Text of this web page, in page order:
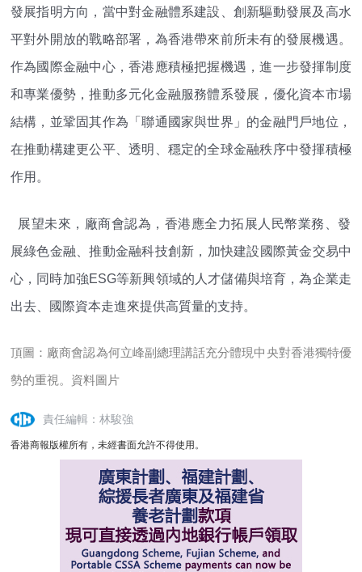
發展指明方向，當中對金融體系建設、 創新驅動發展及高水
平對外開放的戰略部署， 為香港帶來前所未有的發展機遇。
作為國際金融中心，香港應積極把握機遇，進一步發揮制度
和專業優勢，推動多元化金融服務體系發展，優化資本市場
結構，並鞏固其作為「聯通國家與世界」的金融門戶地位，
在推動構建更公平、透明、 穩定的全球金融秩序中發揮積極
作用。
展望未來，廠商會認為，香港應全力拓展人民幣業務、發
展綠色金融、推動金融科技創新，加快建設國際黃金交易中
心， 同時加強ESG等新興領域的人才儲備與培育，為企業走
出去、
國際資本走進來提供高質量的支持。
頂圖：廠商會認為何立峰副總理講話充分體現中央對香港獨特優
勢的重視。資料圖片
責任編輯：林駿強
香港商報版權所有，未經書面允許不得使用。